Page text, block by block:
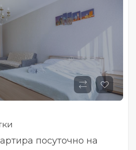
посуточно на